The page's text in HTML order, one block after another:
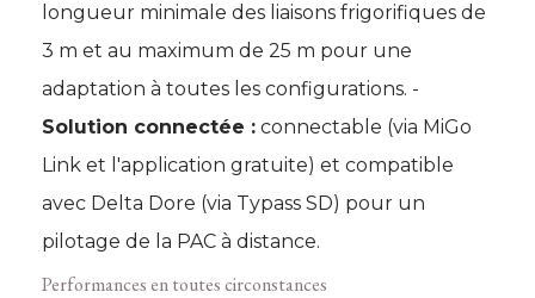
longueur minimale des liaisons frigorifiques de
3 m et au maximum de 25 m pour une
adaptation à toutes les configurations. -
Solution connectée : connectable (via MiGo
Link et l'application gratuite) et compatible
avec Delta Dore (via Typass SD) pour un
pilotage de la PAC à distance.
Performances en toutes circonstances